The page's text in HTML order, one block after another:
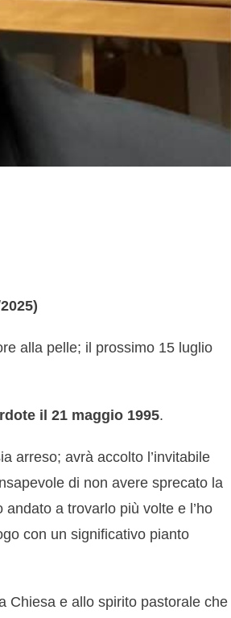
alla pelle; il prossimo 15 luglio
il 21 maggio 1995.
arreso; avrà accolto l’invitabile
di non avere sprecato la
a trovarlo più volte e l’ho
con un significativo pianto
Chiesa e allo spirito pastorale che